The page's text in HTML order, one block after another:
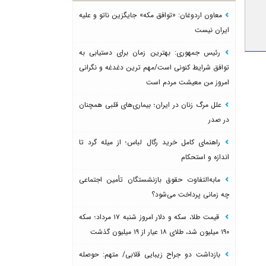
معاون اردوغان: «توافق مکه» جایگزین ناتو و علیه
ایران نیست
رئیس جمهوری: بهترین زمان برای دستیابی به
توافق شرایط کنونی است/مهم ترین دغدغه و نگرانی
امروز من معیشت مردم است
علل مرگ زنان در ایران؛ بیماری‌های قلبی همچنان
در صدر
راهنمای کامل خرید رگال لباس؛ از میله گرد تا
اندازه و استحکام
مابه‌التفاوت حقوق بازنشستگان تأمین اجتماعی
چه زمانی پرداخت می‌شود؟
قیمت طلا، سکه و دلار امروز شنبه ۱۷ مرداد؛ سکه
۱۹۰ میلیون شد، طلای ۱۸ عیار از ۱۹ میلیون گذشت
بازداشت دو جراح زیبایی قلابی/ متهم: حوصله